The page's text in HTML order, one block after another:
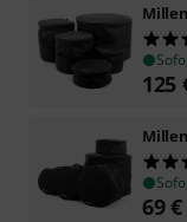
125
69€